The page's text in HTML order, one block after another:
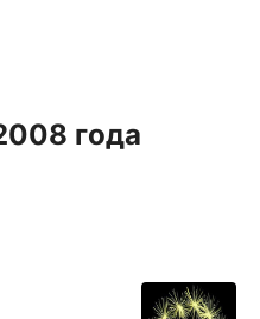
года